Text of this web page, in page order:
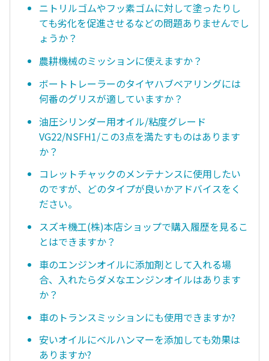
ニトリルゴムやフッ素ゴムに対して塗ったりし
ても劣化を促進させるなどの問題ありませんでし
ょうか？
農耕機械のミッションに使えますか？
ボートトレーラーのタイヤハブベアリングには
何番のグリスが適していますか？
油圧シリンダー用オイル/粘度グレード
VG22/NSFH1/この3点を満たすものはあります
か？
コレットチャックのメンテナンスに使用したい
のですが、どのタイプが良いかアドバイスをく
ださい。
スズキ機工(株)本店ショップで購入履歴を見るこ
とはできますか？
車のエンジンオイルに添加剤として入れる場
合、入れたらダメなエンジンオイルはあります
か？
車のトランスミッションにも使用できますか?
安いオイルにベルハンマーを添加しても効果は
ありますか?